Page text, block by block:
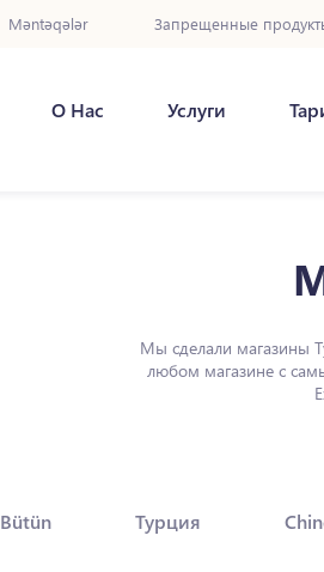
Məntəqələr Запрещенные
О Нас Услуги
Мы сделали магазины
любом магазине с
Bütün Турция